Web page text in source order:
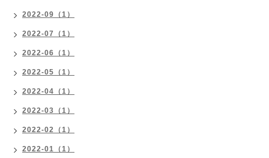
2022-09（1）
2022-07（1）
2022-06（1）
2022-05（1）
2022-04（1）
2022-03（1）
2022-02（1）
2022-01（1）